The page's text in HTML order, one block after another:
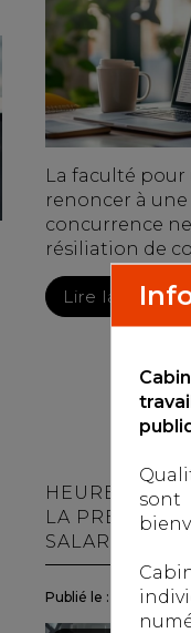
La faculté
renoncer à
concurrence
résiliation de
Lire la suite
HEURES
LA PREUVE
SALARIÉ
Publié le : 15/07/2026
sont